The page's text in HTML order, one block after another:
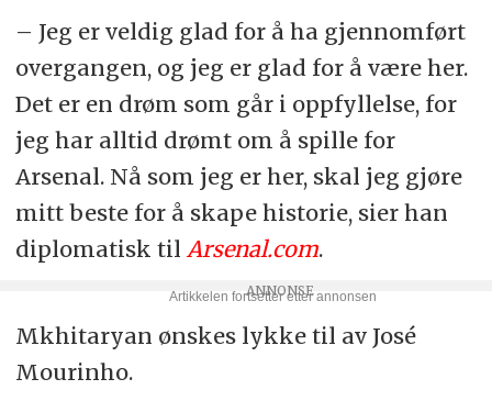
– Jeg er veldig glad for å ha gjennomført
overgangen, og jeg er glad for å være her.
Det er en drøm som går i oppfyllelse, for
jeg har alltid drømt om å spille for
Arsenal. Nå som jeg er her, skal jeg gjøre
mitt beste for å skape historie, sier han
diplomatisk til Arsenal.com.
Mkhitaryan ønskes lykke til av José
Mourinho.